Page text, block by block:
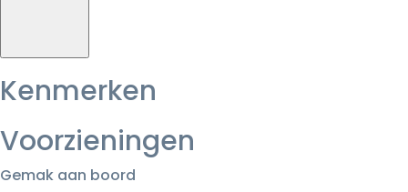
Kenmerken
Voorzieningen
Gemak aan boord